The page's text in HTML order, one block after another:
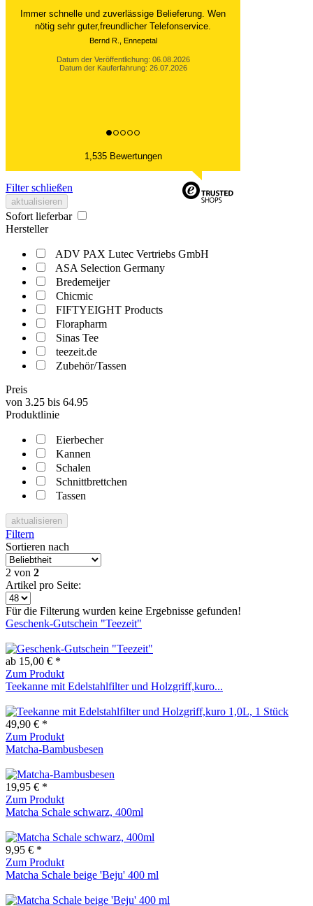
Der Versand ist immer innerhalb von 24 Stunden
abgewickelt. Grossartig. Ich liebe die 1kg
Alubeutel.
Datum der Veröffentlichung: 06.08.2026
Datum der Kauferfahrung: 27.07.2026
1,535 Bewertungen
Filter schließen
aktualisieren
Sofort lieferbar
Hersteller
ADV PAX Lutec Vertriebs GmbH
ASA Selection Germany
Bredemeijer
Chicmic
FIFTYEIGHT Products
Florapharm
Sinas Tee
teezeit.de
Zubehör/Tassen
Preis
von 3.25 bis 64.95
Produktlinie
Eierbecher
Kannen
Schalen
Schnittbrettchen
Tassen
aktualisieren
Filtern
Sortieren nach
2 von 2
Artikel pro Seite:
Für die Filterung wurden keine Ergebnisse gefunden!
Geschenk-Gutschein "Teezeit"
ab 15,00 € *
Zum Produkt
Teekanne mit Edelstahlfilter und Holzgriff,kuro...
49,90 € *
Zum Produkt
Matcha-Bambusbesen
19,95 € *
Zum Produkt
Matcha Schale schwarz, 400ml
9,95 € *
Zum Produkt
Matcha Schale beige 'Beju' 400 ml